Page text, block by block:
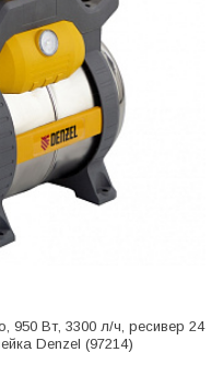
950 Вт, 3300 л/ч, ресивер 24
Denzel (97214)